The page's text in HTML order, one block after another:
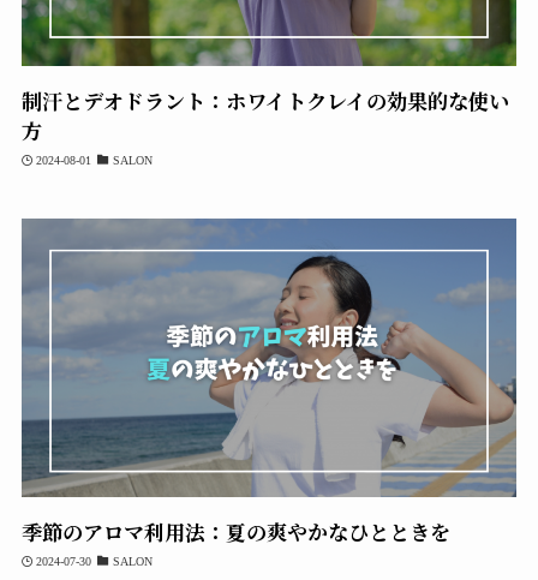
制汗とデオドラント：ホワイトクレイの効果的な使い
方
2024-08-01 SALON
季節のアロマ利用法：夏の爽やかなひとときを
2024-07-30 SALON